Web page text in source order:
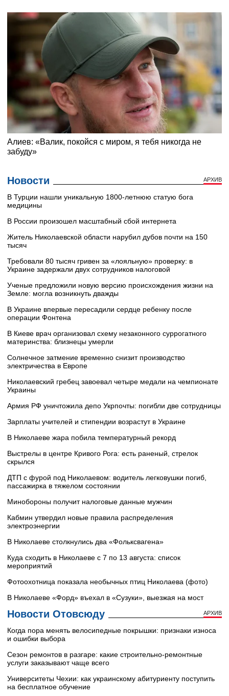
Новости АРХИВ
В Турции нашли уникальную 1800-летнюю статую бога
медицины
В России произошел масштабный сбой интернета
Житель Николаевской области нарубил дубов почти на 150
тысяч
Требовали 80 тысяч гривен за «лояльную» проверку: в
Украине задержали двух сотрудников налоговой
Ученые предложили новую версию происхождения жизни на
Земле: могла возникнуть дважды
В Украине впервые пересадили сердце ребенку после
операции Фонтена
В Киеве врач организовал схему незаконного суррогатного
материнства: близнецы умерли
Солнечное затмение временно снизит производство
электричества в Европе
Николаевский гребец завоевал четыре медали на чемпионате
Украины
Армия РФ уничтожила депо Укрпочты: погибли две сотрудницы
Зарплаты учителей и стипендии возрастут в Украине
В Николаеве жара побила температурный рекорд
Выстрелы в центре Кривого Рога: есть раненый, стрелок
скрылся
ДТП с фурой под Николаевом: водитель легковушки погиб,
пассажирка в тяжелом состоянии
Минобороны получит налоговые данные мужчин
Кабмин утвердил новые правила распределения
электроэнергии
В Николаеве столкнулись два «Фольксвагена»
Куда сходить в Николаеве с 7 по 13 августа: список
мероприятий
Фотоохотница показала необычных птиц Николаева (фото)
В Николаеве «Форд» въехал в «Сузуки», выезжая на мост
Новости Отовсюду АРХИВ
Когда пора менять велосипедные покрышки: признаки износа
и ошибки выбора
Сезон ремонтов в разгаре: какие строительно-ремонтные
услуги заказывают чаще всего
Университеты Чехии: как украинскому абитуриенту поступить
на бесплатное обучение